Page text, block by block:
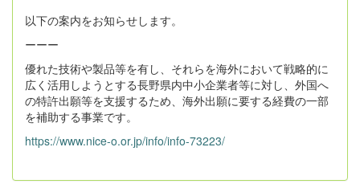
以下の案内をお知らせします。
ーーー
優れた技術や製品等を有し、それらを海外において戦略的に
広く活用しようとする長野県内中小企業者等に対し、外国へ
の特許出願等を支援するため、海外出願に要する経費の一部
を補助する事業です。
https://www.nice-o.or.jp/info/info-73223/